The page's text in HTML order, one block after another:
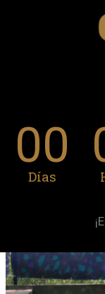
00
Días